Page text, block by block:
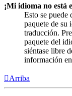
¡Mi idioma no está
Esto se puede
paquete de su
traducción.
paquete del
siéntase libre
información
Arriba